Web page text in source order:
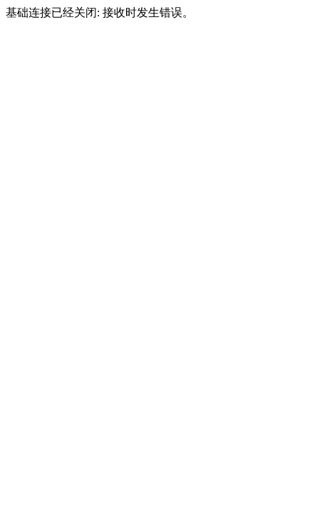
基础连接已经关闭: 接收时发生错误。